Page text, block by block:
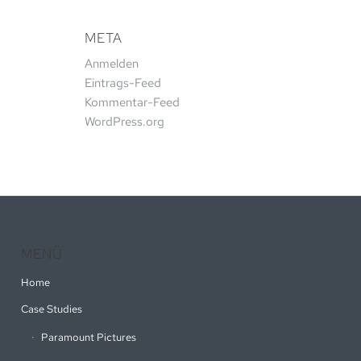
META
Anmelden
Eintrags-Feed
Kommentar-Feed
WordPress.org
MENÜ
Home
Case Studies
Paramount Pictures